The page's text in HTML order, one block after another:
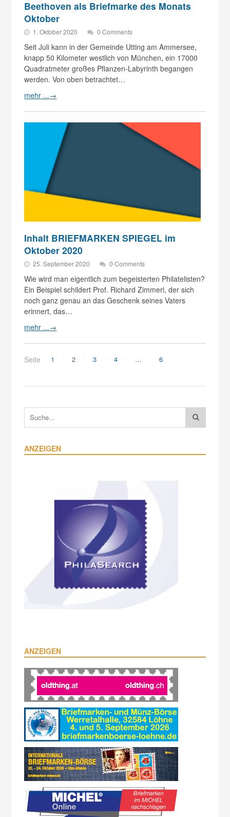
Beethoven als Briefmarke des Monats
Oktober
1. Oktober 2020 0 Comments
Seit Juli kann in der Gemeinde Utting am Ammersee,
knapp 50 Kilometer westlich von München, ein 17000
Quadratmeter großes Pflanzen-Labyrinth begangen
werden. Von oben betrachtet…
mehr ...→
Inhalt BRIEFMARKEN SPIEGEL im
Oktober 2020
25. September 2020 0 Comments
Wie wird man eigentlich zum begeisterten Philatelisten?
Ein Beispiel schildert Prof. Richard Zimmerl, der sich
noch ganz genau an das Geschenk seines Vaters
erinnert, das…
mehr ...→
Seite 1 2 3 4 … 6
ANZEIGEN
ANZEIGEN